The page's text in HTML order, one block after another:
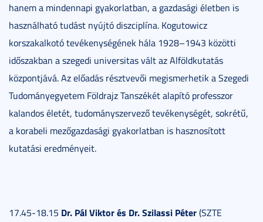
hanem a mindennapi gyakorlatban, a gazdasági életben is
használható tudást nyújtó diszciplína. Kogutowicz
korszakalkotó tevékenységének hála 1928–1943 közötti
időszakban a szegedi universitas vált az Alföldkutatás
központjává. Az előadás résztvevői megismerhetik a Szegedi
Tudományegyetem Földrajz Tanszékét alapító professzor
kalandos életét, tudományszervező tevékenységét, sokrétű,
a korabeli mezőgazdasági gyakorlatban is hasznosított
kutatási eredményeit.
17.45-18.15 Dr. Pál Viktor és Dr. Szilassi Péter(SZTE